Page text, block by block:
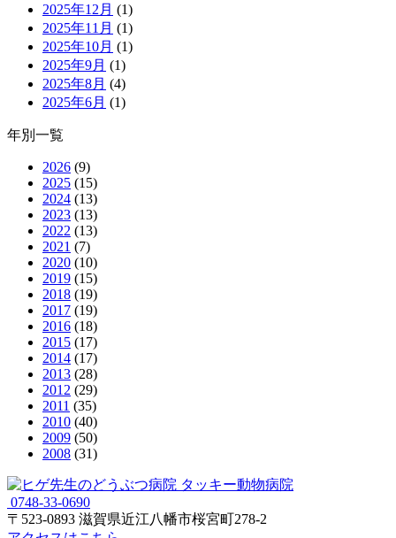
2025年12月 (1)
2025年11月 (1)
2025年10月 (1)
2025年9月 (1)
2025年8月 (4)
2025年6月 (1)
年別一覧
2026 (9)
2025 (15)
2024 (13)
2023 (13)
2022 (13)
2021 (7)
2020 (10)
2019 (15)
2018 (19)
2017 (19)
2016 (18)
2015 (17)
2014 (17)
2013 (28)
2012 (29)
2011 (35)
2010 (40)
2009 (50)
2008 (31)
0748-33-0690
〒523-0893 滋賀県近江八幡市桜宮町278-2